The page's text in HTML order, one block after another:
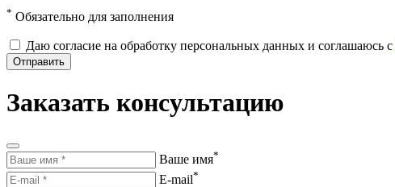
* Обязательно для заполнения
Даю согласие на обработку персональных данных и соглашаюсь с
Отправить
Заказать консультацию
Ваше имя*
E-mail*